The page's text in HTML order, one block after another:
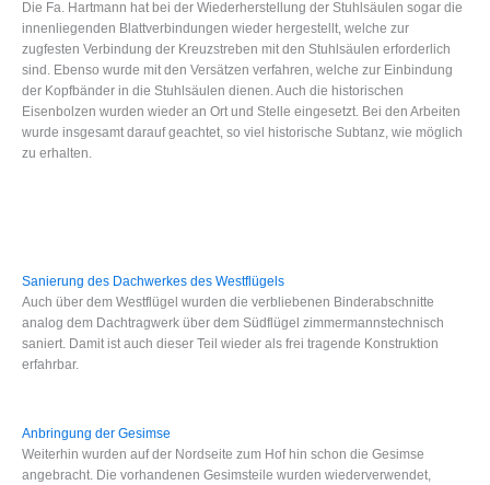
Die Fa. Hartmann hat bei der Wiederherstellung der Stuhlsäulen sogar die
innenliegenden Blattverbindungen wieder hergestellt, welche zur
zugfesten Verbindung der Kreuzstreben mit den Stuhlsäulen erforderlich
sind. Ebenso wurde mit den Versätzen verfahren, welche zur Einbindung
der Kopfbänder in die Stuhlsäulen dienen. Auch die historischen
Eisenbolzen wurden wieder an Ort und Stelle eingesetzt. Bei den Arbeiten
wurde insgesamt darauf geachtet, so viel historische Subtanz, wie möglich
zu erhalten.
Sanierung des Dachwerkes des Westflügels
Auch über dem Westflügel wurden die verbliebenen Binderabschnitte
analog dem Dachtragwerk über dem Südflügel zimmermannstechnisch
saniert. Damit ist auch dieser Teil wieder als frei tragende Konstruktion
erfahrbar.
Anbringung der Gesimse
Weiterhin wurden auf der Nordseite zum Hof hin schon die Gesimse
angebracht. Die vorhandenen Gesimsteile wurden wiederverwendet,